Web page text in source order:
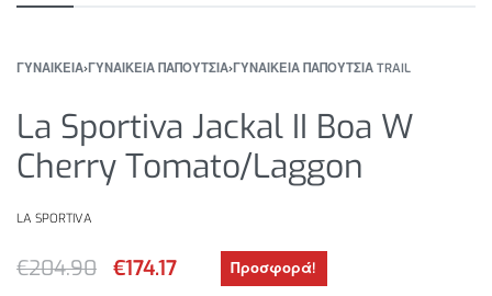
ΓΥΝΑΙΚΕΙΑ›ΓΥΝΑΙΚΕΙΑ ΠΑΠΟΥΤΣΙΑ›ΓΥΝΑΙΚΕΙΑ ΠΑΠΟΥΤΣΙΑ TRAIL
La Sportiva Jackal II Boa W
Cherry Tomato/Laggon
LA SPORTIVA
€204.90 €174.17 Προσφορά!